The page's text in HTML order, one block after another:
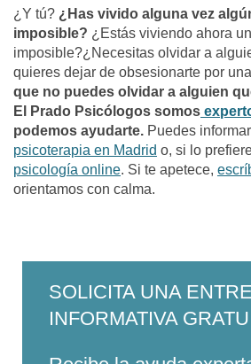
¿Y tú? ¿Has vivido alguna vez
imposible? ¿Estás viviendo ahora
imposible?¿Necesitas olvidar a
quieres dejar de obsesionarte por
que no puedes olvidar a alguien
El Prado Psicólogos somos
podemos ayudarte. Puedes
psicoterapia en Madrid o, si lo
psicología online. Si te apetece,
orientamos con calma.
SOLICITA UNA
INFORMATIVA